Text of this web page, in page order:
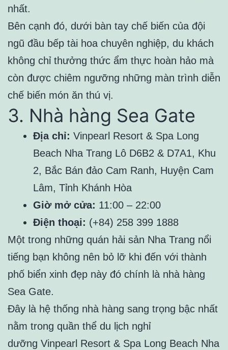
nhất.
Bên cạnh đó, dưới bàn tay chế biến của đội
ngũ đầu bếp tài hoa chuyên nghiệp, du khách
không chỉ thưởng thức ẩm thực hoàn hảo mà
còn được chiêm ngưỡng những màn trình diễn
chế biến món ăn thú vị.
3. Nhà hàng Sea Gate
Địa chỉ: Vinpearl Resort & Spa Long
Beach Nha Trang Lô D6B2 & D7A1, Khu
2, Bắc Bán đảo Cam Ranh, Huyện Cam
Lâm, Tỉnh Khánh Hòa
Giờ mở cửa: 11:00 – 22:00
Điện thoại: (+84) 258 399 1888
Một trong những quán hải sản Nha Trang nổi
tiếng bạn không nên bỏ lỡ khi đến với thành
phố biển xinh đẹp này đó chính là nhà hàng
Sea Gate.
Đây là hệ thống nhà hàng sang trọng bậc nhất
nằm trong quần thể du lịch nghỉ
dưỡng Vinpearl Resort & Spa Long Beach Nha